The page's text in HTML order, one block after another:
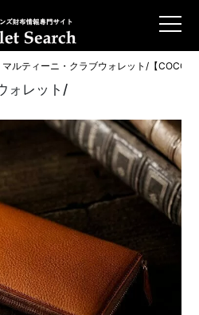
マルティーニ・クラブウォレット/【
ォレット/